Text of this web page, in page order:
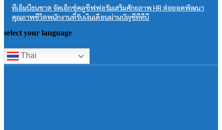
ทีเอ็มบีธนชาต จัดเอ็กซ์คลูซีฟฟอรัมเสริมศักยภาพ HR ต่อยอดพัฒนา
คุณภาพชีวิตพนักงานที่รับเงินเดือนผ่านบัญชีทีทีบี
select your language
Thai